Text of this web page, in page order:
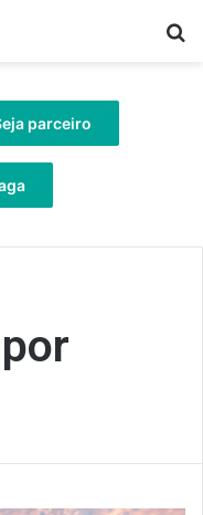
parceiro